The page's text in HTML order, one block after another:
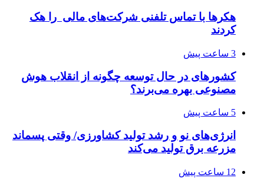
هکرها با تماس تلفنی شرکت‌های مالی را هک
کردند
3 ساعت پیش
کشورهای در حال توسعه چگونه از انقلاب هوش
مصنوعی بهره می‌برند؟
5 ساعت پیش
انرژی‌های نو و رشد تولید کشاورزی/ وقتی پسماند
مزرعه‌ برق تولید می‌کند
12 ساعت پیش